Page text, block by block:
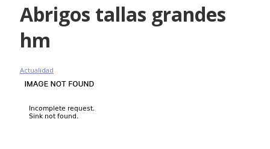
Abrigos tallas grandes
hm
Actualidad